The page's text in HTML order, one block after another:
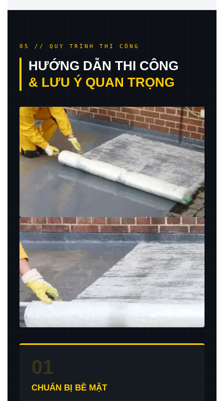
05 // QUY TRÌNH THI CÔNG
HƯỚNG DẪN THI CÔNG
& LƯU Ý QUAN TRỌNG
01
CHUẨN BỊ BỀ MẶT